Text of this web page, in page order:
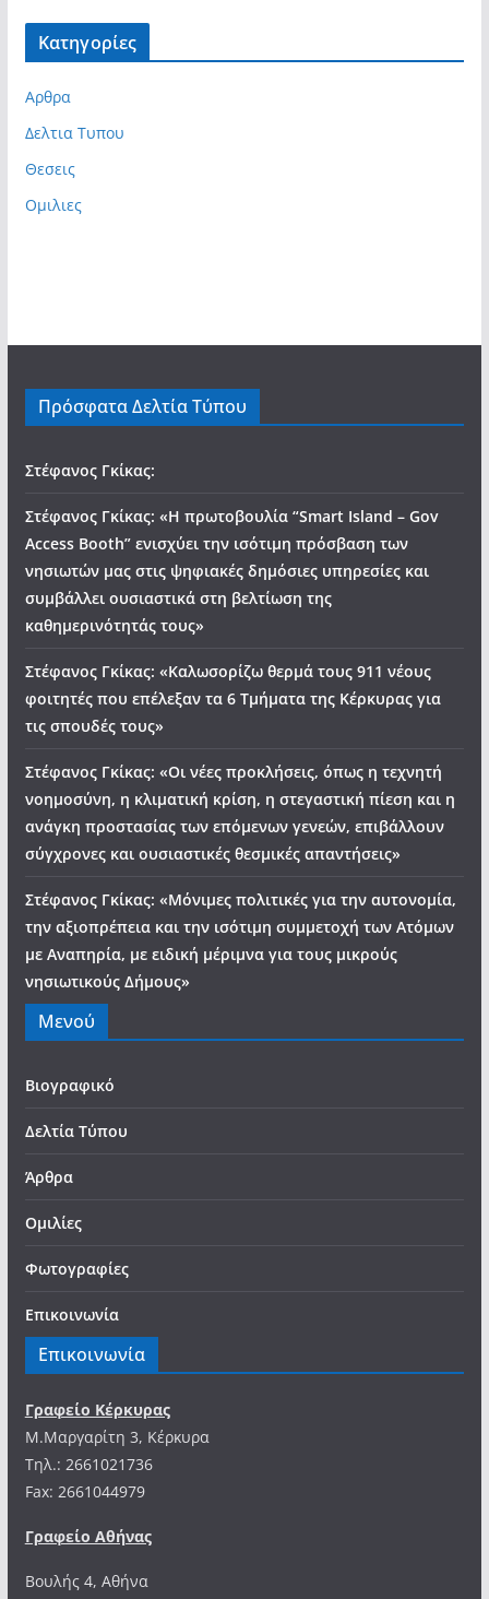
Kατηγορίες
Αρθρα
Δελτια Τυπου
Θεσεις
Ομιλιες
Πρόσφατα Δελτία Τύπου
Στέφανος Γκίκας:
Στέφανος Γκίκας: «Η πρωτοβουλία “Smart Island – Gov
Access Booth” ενισχύει την ισότιμη πρόσβαση των
νησιωτών μας στις ψηφιακές δημόσιες υπηρεσίες και
συμβάλλει ουσιαστικά στη βελτίωση της
καθημερινότητάς τους»
Στέφανος Γκίκας: «Καλωσορίζω θερμά τους 911 νέους
φοιτητές που επέλεξαν τα 6 Τμήματα της Κέρκυρας για
τις σπουδές τους»
Στέφανος Γκίκας: «Οι νέες προκλήσεις, όπως η τεχνητή
νοημοσύνη, η κλιματική κρίση, η στεγαστική πίεση και η
ανάγκη προστασίας των επόμενων γενεών, επιβάλλουν
σύγχρονες και ουσιαστικές θεσμικές απαντήσεις»
Στέφανος Γκίκας: «Μόνιμες πολιτικές για την αυτονομία,
την αξιοπρέπεια και την ισότιμη συμμετοχή των Ατόμων
με Αναπηρία, με ειδική μέριμνα για τους μικρούς
νησιωτικούς Δήμους»
Μενού
Βιογραφικό
Δελτία Τύπου
Άρθρα
Ομιλίες
Φωτογραφίες
Επικοινωνία
Επικοινωνία
Γραφείο Κέρκυρας
Μ.Μαργαρίτη 3, Κέρκυρα
Tηλ.: 2661021736
Fax: 2661044979
Γραφείο Αθήνας
Βουλής 4, Αθήνα